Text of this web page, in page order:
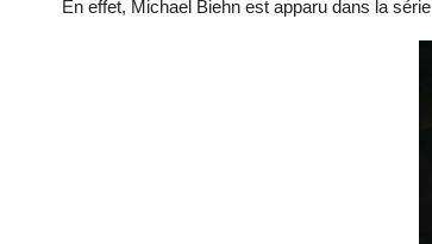
En effet, Michael Biehn est apparu dans la série